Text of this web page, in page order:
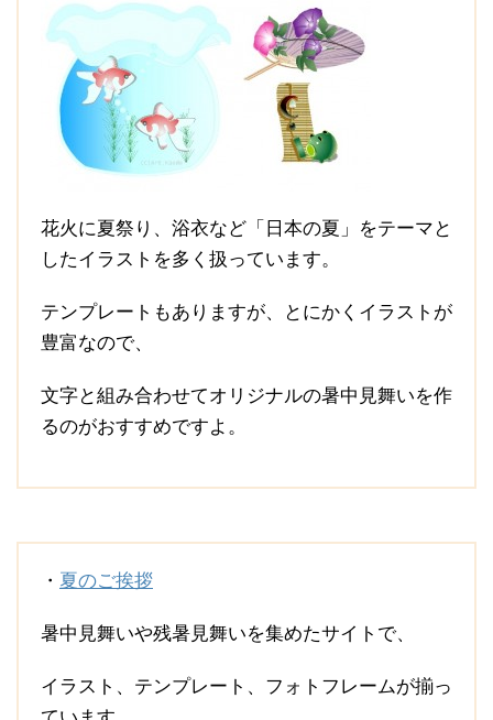
花火に夏祭り、浴衣など「日本の夏」をテーマと
したイラストを多く扱っています。
テンプレートもありますが、とにかくイラストが
豊富なので、
文字と組み合わせてオリジナルの暑中見舞いを作
るのがおすすめですよ。
・ 夏のご挨拶
暑中見舞いや残暑見舞いを集めたサイトで、
イラスト、テンプレート、フォトフレームが揃っ